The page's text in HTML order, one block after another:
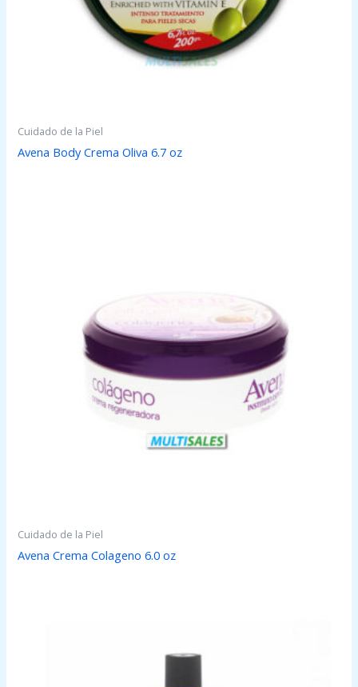
Cuidado de la Piel
Avena Body Crema Oliva 6.7 oz
Cuidado de la Piel
Avena Crema Colageno 6.0 oz